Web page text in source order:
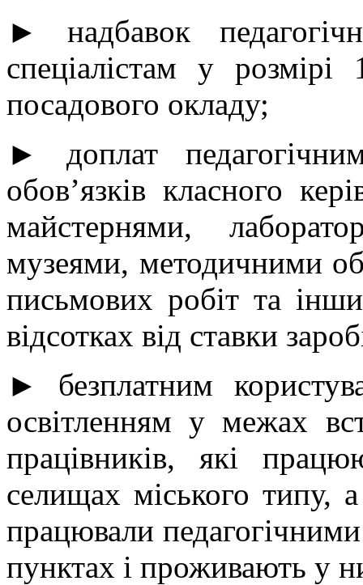
► надбавок
спеціалістам у розмірі
посадового окладу;
► доплат
обов’язків класного
майстернями,
музеями, методичними
письмових робіт та
відсотках від ставки
► безплатним
освітленням у межах
працівників, які
селищах міського типу,
працювали
пунктах і проживають у